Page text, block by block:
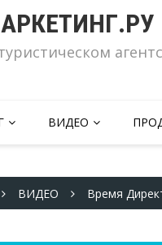
ВИДЕО
ВИДЕО Время